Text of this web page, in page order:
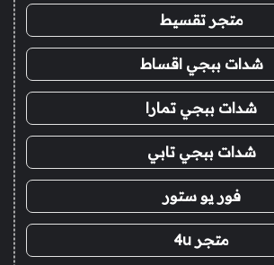
متجر تقسيط
شدات ببجي اقساط
شدات ببجي تمارا
شدات ببجي تابي
فور يو ستور
متجر 4u